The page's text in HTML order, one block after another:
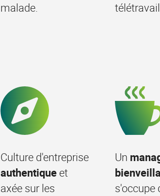
malade.
Culture d'entreprise
authentiqueet
axée sur les
Un
s'occupe